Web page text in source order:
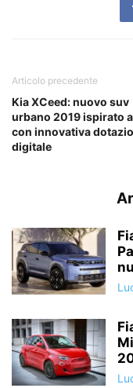
Articolo precedente
Kia XCeed: nuovo suv
urbano 2019 ispirato
con innovativa
digitale